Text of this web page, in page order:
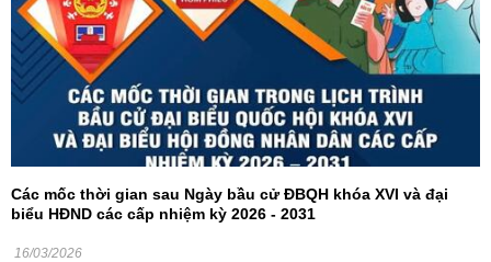
Các mốc thời gian sau Ngày bầu cử ĐBQH khóa XVI và đại
biểu HĐND các cấp nhiệm kỳ 2026 - 2031
16/03/2026